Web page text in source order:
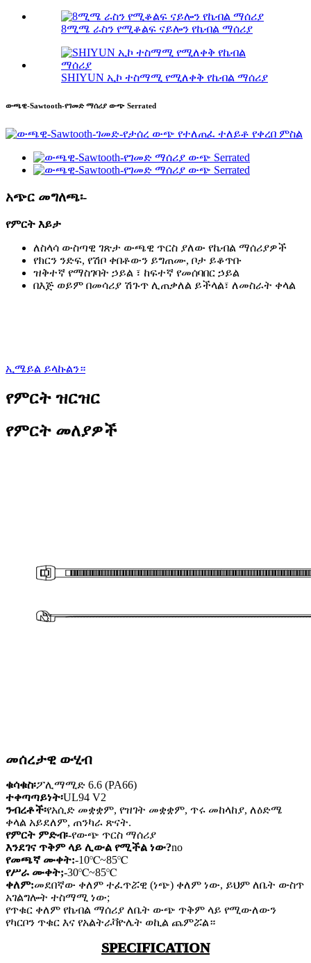
8ሚሜ ራስን የሚቆልፍ ናይሎን የኬብል ማሰሪያ
SHIYUN ኢኮ ተስማሚ የሚለቀቅ የኬብል ማሰሪያ
ውጫዊ-Sawtooth-የገመድ ማሰሪያ ውጭ Serrated
አጭር መግለጫ፡-
የምርት እይታ
ለስላሳ ውስጣዊ ገጽታ ውጫዊ ጥርስ ያለው የኬብል ማሰሪያዎች
የክርን ንድፍ, የሽቦ ቀበቶውን ይግጠሙ, ቦታ ይቆጥቡ
ዝቅተኛ የማስገባት ኃይል ፣ ከፍተኛ የመሰባበር ኃይል
በእጅ ወይም በመሳሪያ ሽጉጥ ሊጠቃለል ይችላል፣ ለመስራት ቀላል
ኢሜይል ይላኩልን።
የምርት ዝርዝር
የምርት መለያዎች
መሰረታዊ ውሂብ
ቁሳቁስ፡ፖሊማሚድ 6.6 (PA66)
ተቀጣጣይነት፡UL94 V2
ንብረቶች፡የአሲድ መቋቋም, የዝገት መቋቋም, ጥሩ መከላከያ, ለዕድሜ
ቀላል አይደለም, ጠንካራ ጽናት.
የምርት ምድብ፡-የውጭ ጥርስ ማሰሪያ
እንደገና ጥቅም ላይ ሊውል የሚችል ነው?no
የመጫኛ ሙቀት:-10℃~85℃
የሥራ ሙቀት;-30℃~85℃
ቀለም:መደበኛው ቀለም ተፈጥሯዊ (ነጭ) ቀለም ነው, ይህም ለቤት ውስጥ
አገልግሎት ተስማሚ ነው;
የጥቁር ቀለም የኬብል ማሰሪያ ለቤት ውጭ ጥቅም ላይ የሚውለውን
የካርቦን ጥቁር እና የአልትራቫዮሌት ወኪል ጨምሯል።
SPECIFICATION